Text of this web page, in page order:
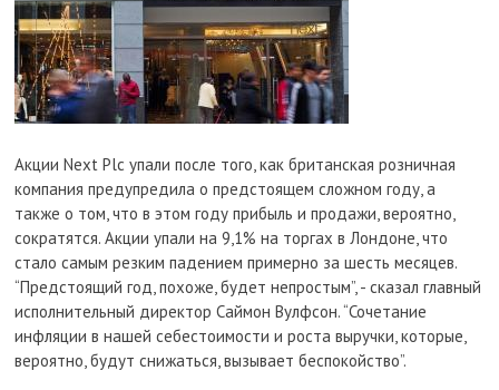
Акции Next Plc упали после того, как британская розничная
компания предупредила о предстоящем сложном году, а
также о том, что в этом году прибыль и продажи, вероятно,
сократятся. Акции упали на 9,1% на торгах в Лондоне, что
стало самым резким падением примерно за шесть месяцев.
“Предстоящий год, похоже, будет непростым”, - сказал главный
исполнительный директор Саймон Вулфсон. “Сочетание
инфляции в нашей себестоимости и роста выручки, которые,
вероятно, будут снижаться, вызывает беспокойство”.